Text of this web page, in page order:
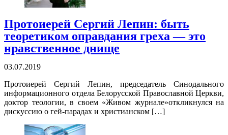
Протоиерей Сергий Лепин: быть
теоретиком оправдания греха — это
нравственное днище
03.07.2019
Протоиерей Сергий Лепин, председатель Синодального
информационного отдела Белорусской Православной Церкви,
доктор теологии, в своем «Живом журнале»откликнулся на
дискуссию о гей-парадах и христианском […]